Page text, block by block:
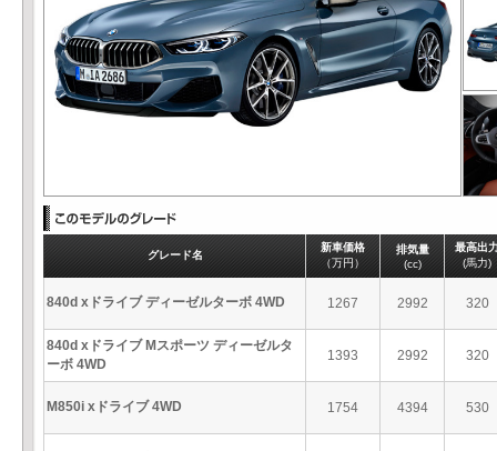
グレード名
新車価格
（万円）
排気量
(cc)
最高出
(馬力)
840d xドライブ ディーゼルターボ 4WD 1267 2992 320
840d xドライブ Mスポーツ ディーゼルタ
ーボ 4WD
1393 2992 320
M850i xドライブ 4WD 1754 4394 530